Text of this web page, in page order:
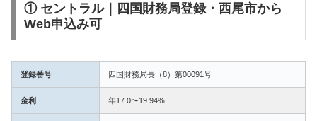
① セントラル｜四国財務局登録・西尾市から
Web申込み可
登録番号 四国財務局長（8）第00091号
金利 年17.0〜19.94%